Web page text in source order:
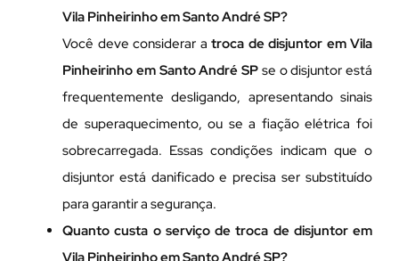
Vila Pinheirinho em Santo André SP?
Você deve considerar a troca de disjuntor em Vila
Pinheirinho em Santo André SP se o disjuntor está
frequentemente desligando, apresentando sinais
de superaquecimento, ou se a fiação elétrica foi
sobrecarregada. Essas condições indicam que o
disjuntor está danificado e precisa ser substituído
para garantir a segurança.
Quanto custa o serviço de troca de disjuntor em
Vila Pinheirinho em Santo André SP?